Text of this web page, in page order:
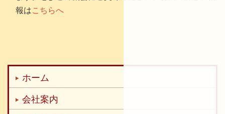
報はこちらへ
ホーム
会社案内